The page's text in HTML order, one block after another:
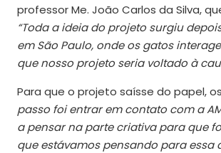
professor Me. João Carlos da Silva,
“Toda a ideia do projeto surgiu
em São Paulo, onde os gatos
que nosso projeto seria voltado à
Para que o projeto saísse do papel,
passo foi entrar em contato com a
a pensar na parte criativa para que
que estávamos pensando para